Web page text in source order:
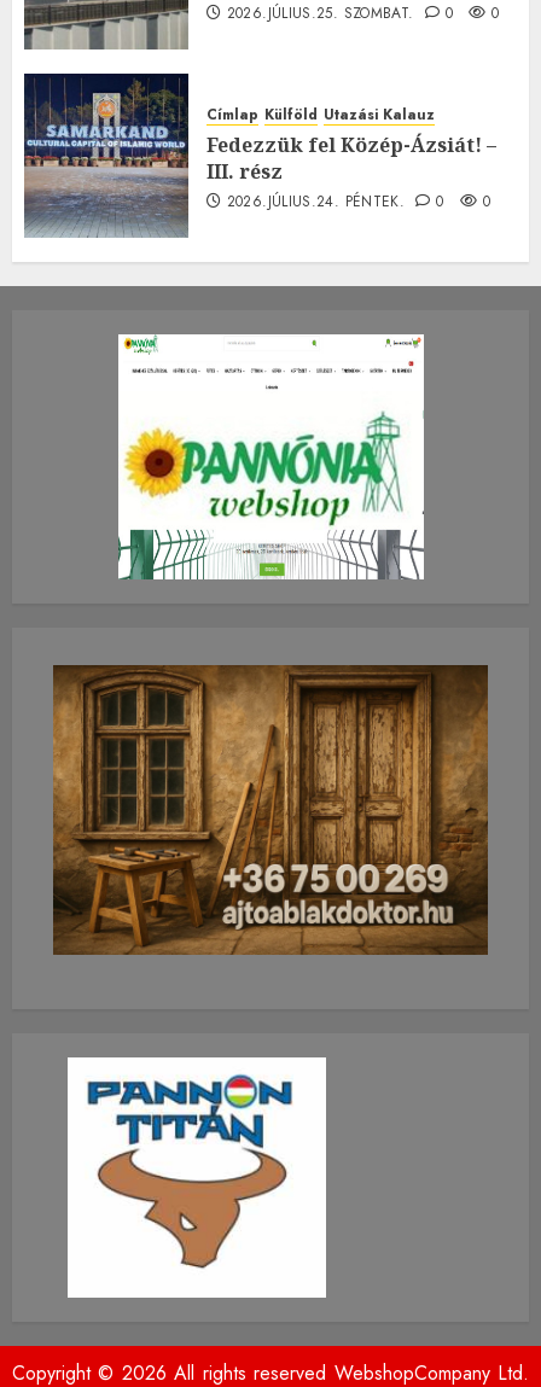
2026.JÚLIUS.25. SZOMBAT. 0 0
Címlap Külföld Utazási Kalauz
Fedezzük fel Közép-Ázsiát! –
III. rész
2026.JÚLIUS.24. PÉNTEK. 0 0
Copyright © 2026 All rights reserved WebshopCompany Ltd.